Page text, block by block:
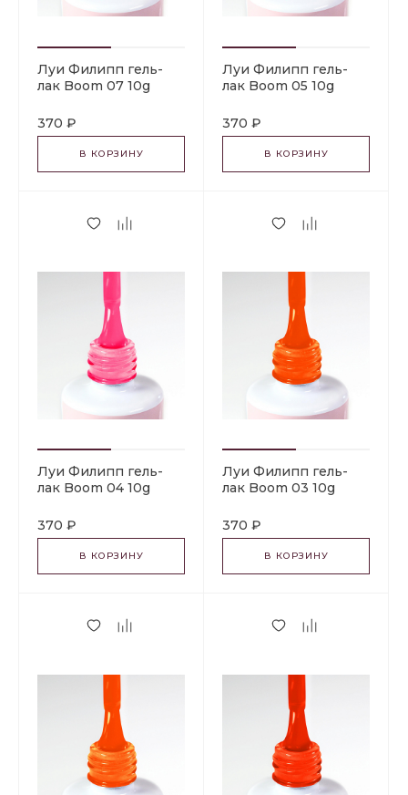
Луи Филипп гель-
лак Boom 07 10g
370 ₽
В КОРЗИНУ
Луи Филипп гель-
лак Boom 05 10g
370 ₽
В КОРЗИНУ
Луи Филипп гель-
лак Boom 04 10g
370 ₽
В КОРЗИНУ
Луи Филипп гель-
лак Boom 03 10g
370 ₽
В КОРЗИНУ